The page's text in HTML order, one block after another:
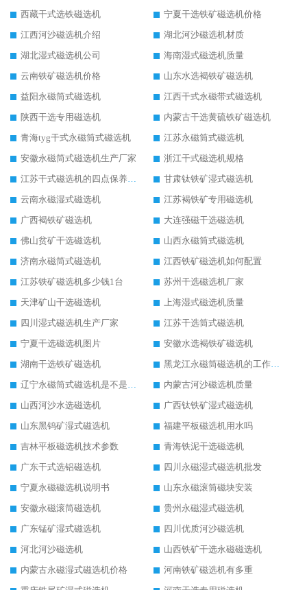
西藏干式选铁磁选机
宁夏干选铁矿磁选机价格
江西河沙磁选机介绍
湖北河沙磁选机材质
湖北湿式磁选机公司
海南湿式磁选机质量
云南铁矿磁选机价格
山东水选褐铁矿磁选机
益阳永磁筒式磁选机
江西干式永磁带式磁选机
陕西干选专用磁选机
内蒙古干选黄硫铁矿磁选机
青海tyg干式永磁筒式磁选机
江苏永磁筒式磁选机
安徽永磁筒式磁选机生产厂家
浙江干式磁选机规格
江苏干式磁选机的四点保养秘籍
甘肃钛铁矿湿式磁选机
云南永磁湿式磁选机
江苏褐铁矿专用磁选机
广西褐铁矿磁选机
大连强磁干选磁选机
佛山贫矿干选磁选机
山西永磁筒式磁选机
济南永磁筒式磁选机
江西铁矿磁选机如何配置
江苏铁矿磁选机多少钱1台
苏州干选磁选机厂家
天津矿山干选磁选机
上海湿式磁选机质量
四川湿式磁选机生产厂家
江苏干选筒式磁选机
宁夏干选磁选机图片
安徽水选褐铁矿磁选机
湖南干选铁矿磁选机
黑龙江永磁筒磁选机的工作原理
辽宁永磁筒式磁选机是不是强磁
内蒙古河沙磁选机质量
山西河沙水选磁选机
广西钛铁矿湿式磁选机
山东黑钨矿湿式磁选机
福建平板磁选机用水吗
吉林平板磁选机技术参数
青海铁泥干选磁选机
广东干式选铝磁选机
四川永磁湿式磁选机批发
宁夏永磁磁选机说明书
山东永磁滚筒磁块安装
安徽永磁滚筒磁选机
贵州永磁湿式磁选机
广东锰矿湿式磁选机
四川优质河沙磁选机
河北河沙磁选机
山西铁矿干选永磁磁选机
内蒙古永磁湿式磁选机价格
河南铁矿磁选机有多重